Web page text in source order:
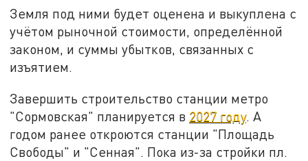
Земля под ними будет оценена и выкуплена с
учётом рыночной стоимости, определённой
законом, и суммы убытков, связанных с
изъятием.
Завершить строительство станции метро
"Сормовская" планируется в 2027 году. А
годом ранее откроются станции "Площадь
Свободы" и "Сенная". Пока из-за стройки пл.